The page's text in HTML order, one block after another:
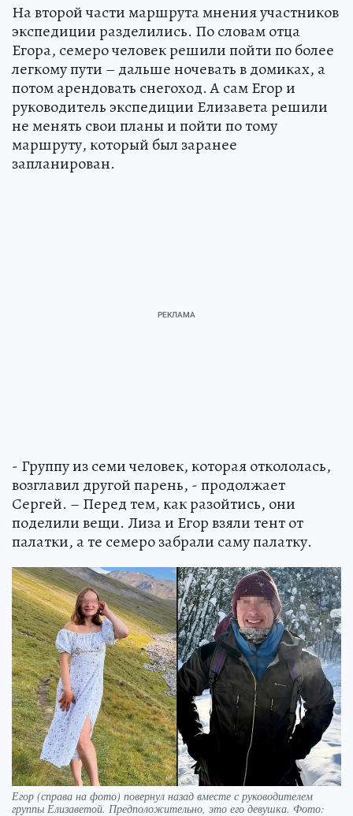
На второй части маршрута мнения участников
экспедиции разделились. По словам отца
Егора, семеро человек решили пойти по более
легкому пути – дальше ночевать в домиках, а
потом арендовать снегоход. А сам Егор и
руководитель экспедиции Елизавета решили
не менять свои планы и пойти по тому
маршруту, который был заранее
запланирован.
- Группу из семи человек, которая откололась,
возглавил другой парень, - продолжает
Сергей. – Перед тем, как разойтись, они
поделили вещи. Лиза и Егор взяли тент от
палатки, а те семеро забрали саму палатку.
Егор (справа на фото) повернул назад вместе с руководителем
группы Елизаветой. Предположительно, это его девушка. Фото: